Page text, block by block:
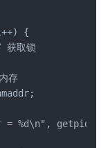
{
获取锁
存
= %d\n",